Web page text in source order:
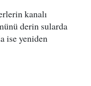
kanalı
derin sularda
ise yeniden